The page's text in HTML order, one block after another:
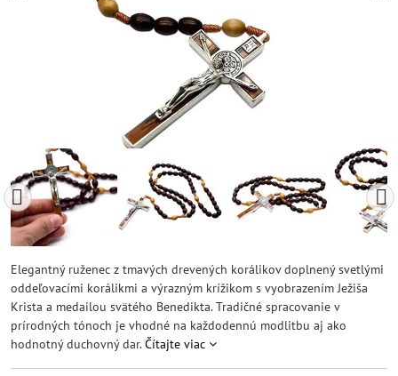
Elegantný ruženec z tmavých drevených korálikov doplnený svetlými
oddeľovacími korálikmi a výrazným krížikom s vyobrazením Ježiša
Krista a medailou svätého Benedikta. Tradičné spracovanie v
prírodných tónoch je vhodné na každodennú modlitbu aj ako
hodnotný duchovný dar.Čítajte viac